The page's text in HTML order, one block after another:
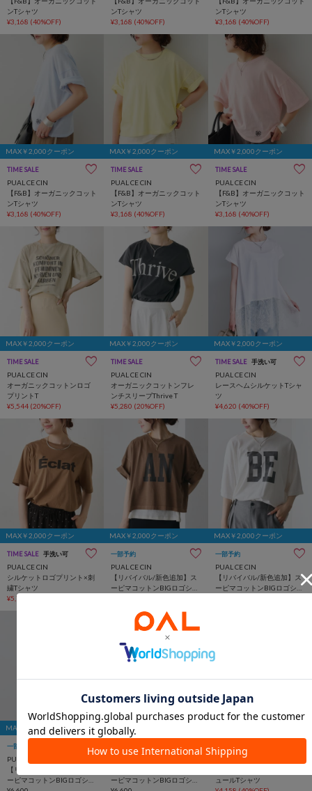
ンTシャツ
¥3,168 (40%OFF)
ンTシャツ
¥3,168 (40%OFF)
ンTシャツ
¥3,168 (40%OFF)
MAX￥2,000クーポン
TIME SALE
PUAL CE CIN
【F&B】オーガニックコット
ンTシャツ
¥3,168 (40%OFF)
MAX￥2,000クーポン
TIME SALE
PUAL CE CIN
【F&B】オーガニックコット
ンTシャツ
¥3,168 (40%OFF)
MAX￥2,000クーポン
TIME SALE
PUAL CE CIN
【F&B】オーガニックコット
ンTシャツ
¥3,168 (40%OFF)
MAX￥2,000クーポン
TIME SALE
PUAL CE CIN
オーガニックコットンロゴ
プリントT
¥5,544 (20%OFF)
MAX￥2,000クーポン
TIME SALE
PUAL CE CIN
オーガニックコットンフレ
ンチスリーブThrive T
¥5,280 (20%OFF)
MAX￥2,000クーポン
TIME SALE 手洗い可
PUAL CE CIN
レースヘムシルケットTシャ
ツ
¥4,620 (40%OFF)
MAX￥2,000クーポン
TIME SALE 手洗い可
PUAL CE CIN
シルケットロゴプリント×刺
繍Tシャツ
¥5,720
MAX￥2,000クーポン
一部予約
PUAL CE CIN
【リバイバル/新色追加】ス
ーピマコットンBIGロゴショ
MAX￥2,000クーポン
一部予約
PUAL CE CIN
【リバイバル/新色追加】ス
ーピマコットンBIGロゴショ
MAX￥2,000クーポン
一部予約
PUAL CE CIN
【リバイバル/新色追加】ス
ーピマコットンBIGロゴショ
MAX￥2,000クーポン
一部予約
ーピマコットンBIGロゴショ
TIME SALE
PUAL CE CIN
ュールTシャツ